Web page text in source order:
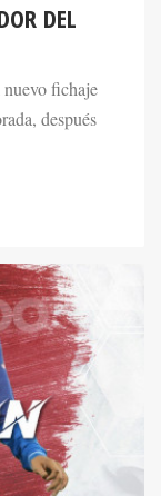
DEL
fichaje
después